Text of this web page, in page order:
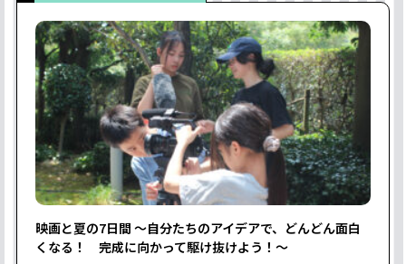
映画と夏の7日間 〜自分たちのアイデアで、どんどん面白
くなる！ 完成に向かって駆け抜けよう！〜